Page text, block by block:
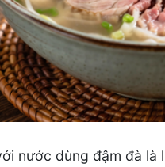
nước dùng đậm đà là